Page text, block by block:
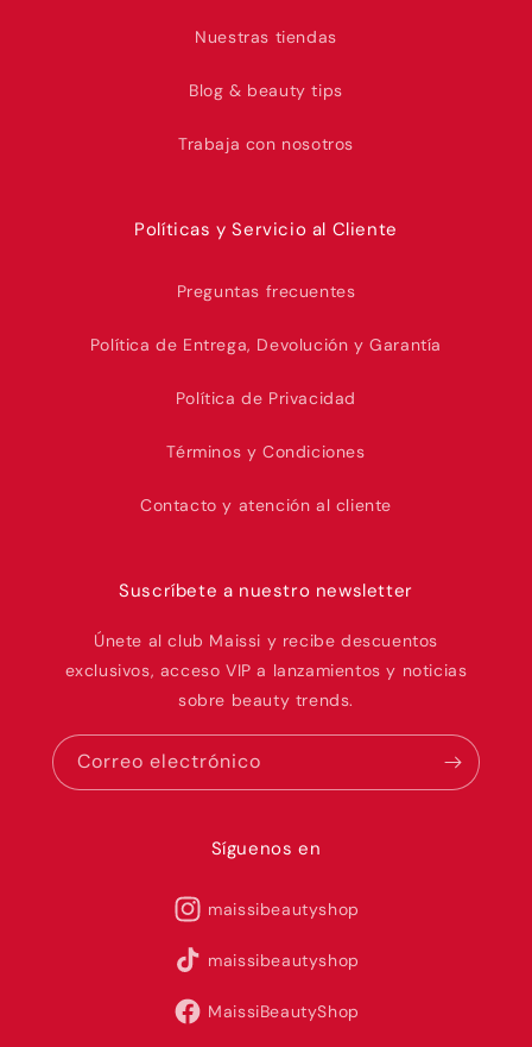
Nuestras tiendas
Blog & beauty tips
Trabaja con nosotros
Políticas y Servicio al Cliente
Preguntas frecuentes
Política de Entrega, Devolución y Garantía
Política de Privacidad
Términos y Condiciones
Contacto y atención al cliente
Suscríbete a nuestro newsletter
Únete al club Maissi y recibe descuentos
exclusivos, acceso VIP a lanzamientos y noticias
sobre beauty trends.
Correo electrónico
Síguenos en
maissibeautyshop
maissibeautyshop
MaissiBeautyShop